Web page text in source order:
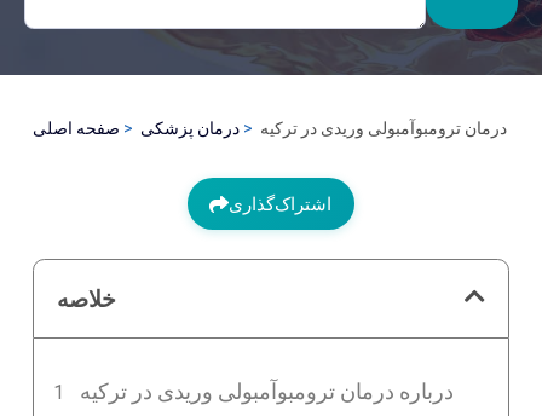
صفحه اصلی درمان پزشکی درمان ترومبوآمبولی وریدی در ترکیه
اشتراک‌گذاری
خلاصه
درباره درمان ترومبوآمبولی وریدی در ترکیه